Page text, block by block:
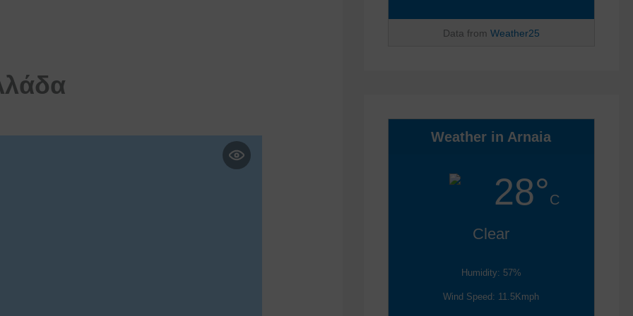
Data from Weather25
Weather in Arnaia
28°C
Clear
Humidity: 57%
Wind Speed: 11.5Kmph